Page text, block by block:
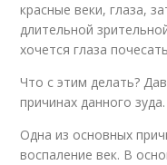
красные веки, глаза,
длительной
хочется глаза
Что с этим делать?
причинах данного зуда.
Одна из основных
воспаление век. В